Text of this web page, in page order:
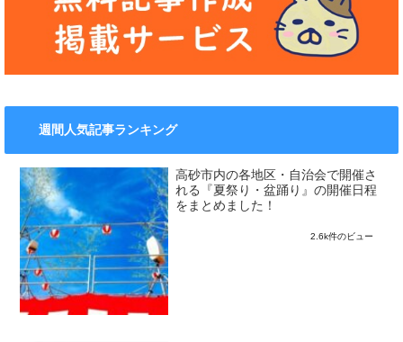
週間人気記事ランキング
高砂市内の各地区・自治会で開催さ
れる『夏祭り・盆踊り』の開催日程
をまとめました！
2.6k件のビュー